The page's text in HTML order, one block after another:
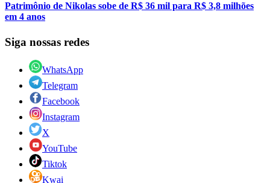
Patrimônio de Nikolas sobe de R$ 36 mil para R$ 3,8 milhões
em 4 anos
Siga nossas redes
WhatsApp
Telegram
Facebook
Instagram
X
YouTube
Tiktok
Kwai